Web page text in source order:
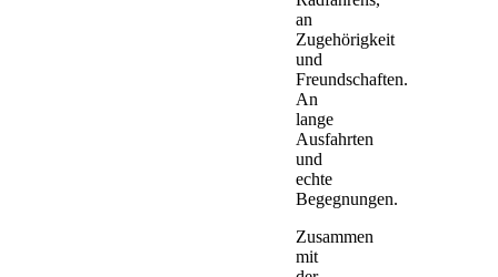
an
Zugehörigkeit
und
Freundschaften.
An
lange
Ausfahrten
und
echte
Begegnungen.
Zusammen
mit